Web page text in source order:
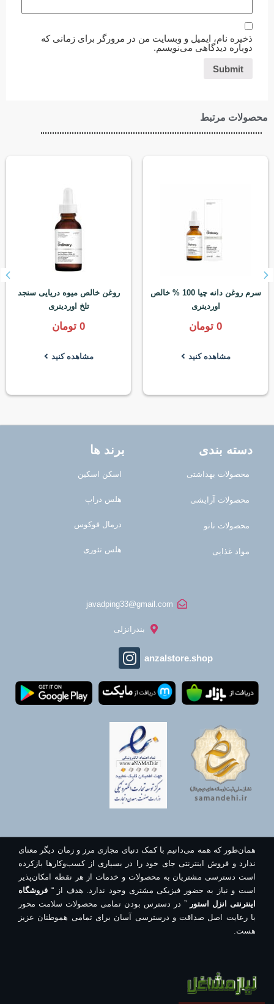
ذخیره نام، ایمیل و وبسایت من در مرورگر برای زمانی که
دوباره دیدگاهی می‌نویسم.
محصولات مرتبط
سرم روغن دانه چیا 100 % خالص
اوردینری
0 تومان
مشاهده کنید
روغن خالص میوه دریایی سنجد
تلخ اوردینری
0 تومان
مشاهده کنید
دسته بندی
محصولات بهداشتی
محصولات آرایشی
محصولات نانو
مواد غذایی
برند ها
اسکن اسکین
هلس دراپ
درمال فوکوس
هلس تئوری
javadping33@gmail.com
بندرانزلی
anzalstore.shop
همان‌طور که همه می‌دانیم با کمک دنیای مجازی مرز و زمان دیگر معنای
ندارد و فروش اینترنتی جای خود را در بسیاری از کسب‌وکارها بازکرده
است دسترسی مشتریان به محصولات و خدمات از هر نقطه امکان‌پذیر
است و نیاز به حضور فیزیکی مشتری وجود ندارد. هدف از “ فروشگاه
اینترنتی انزل استور ” در دسترس بودن تمامی محصولات سلامت محور
با رعایت اصل صداقت و درسترسی آسان برای تمامی هموطنان عزیز
هست.